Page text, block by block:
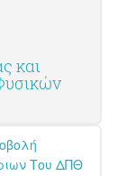
και
Του ΔΠΘ